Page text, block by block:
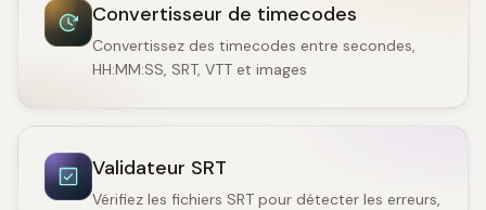
Convertisseur de timecodes
Convertissez des timecodes entre secondes,
HH:MM:SS, SRT, VTT et images
Validateur SRT
Vérifiez les fichiers SRT pour détecter les erreurs,